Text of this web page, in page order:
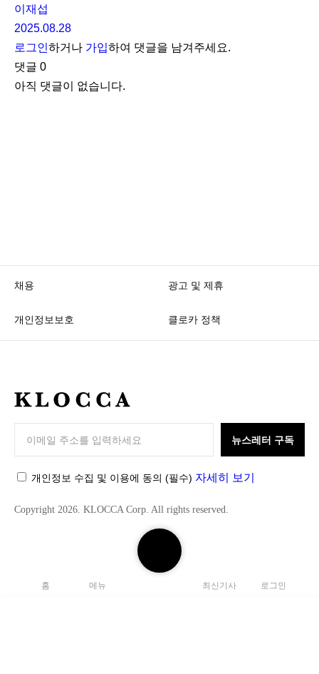
검
색
홈 메뉴 최신기사 로그인
이재섭
2025.08.28
로그인하거나 가입하여 댓글을 남겨주세요.
댓글 0
아직 댓글이 없습니다.
채용 광고 및 제휴
개인정보보호 클로카 정책
K
C
C
뉴스레터 구독
개인정보 수집 및 이용에 동의 (필수) 자세히 보기
Copyright 2026. KLOCCA Corp. All rights reserved.